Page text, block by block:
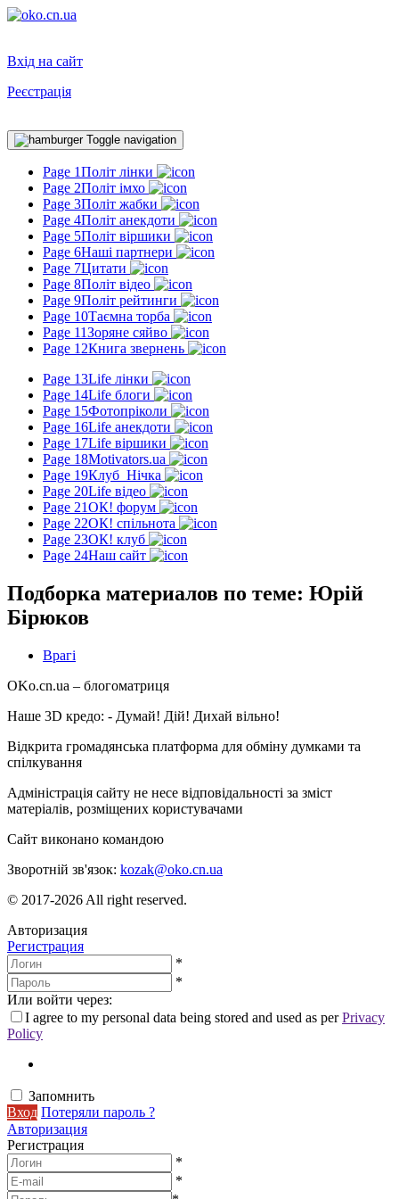
Вхід на сайт
Реєстрація
Toggle navigation
Page 1Політ лінки
Page 2Політ імхо
Page 3Політ жабки
Page 4Політ анекдоти
Page 5Політ віршики
Page 6Наші партнери
Page 7Цитати
Page 8Політ відео
Page 9Політ рейтинги
Page 10Таємна торба
Page 11Зоряне сяйво
Page 12Книга звернень
Page 13Life лінки
Page 14Life блоги
Page 15Фотопріколи
Page 16Life анекдоти
Page 17Life віршики
Page 18Motivators.ua
Page 19Клуб_Нічка
Page 20Life відео
Page 21ОК! форум
Page 22ОК! спільнота
Page 23ОК! клуб
Page 24Наш сайт
Подборка материалов по теме: Юрій
Бірюков
Врагі
OKo.cn.ua – блогоматриця
Наше 3D кредо: - Думай! Дій! Дихай вільно!
Відкрита громадянська платформа для обміну думками та
спілкування
Адміністрація сайту не несе відповідальності за зміст
матеріалів, розміщених користувачами
Сайт виконано командою
Зворотній зв'язок: kozak@oko.cn.ua
© 2017-2026 All right reserved.
Авторизация
Регистрация
*
*
Или войти через:
I agree to my personal data being stored and used as perPrivacy
Policy
Запомнить
Вход Потеряли пароль ?
Авторизация
Регистрация
*
*